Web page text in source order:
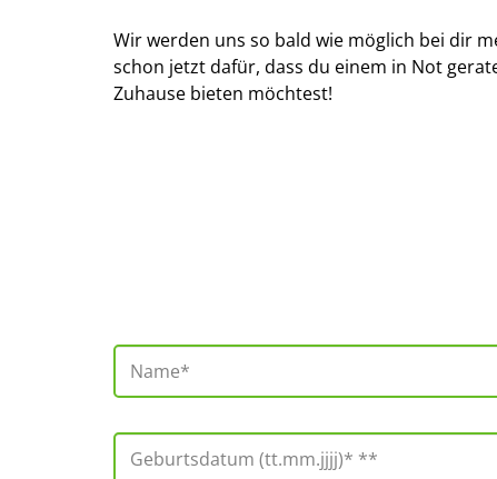
Wir werden uns so bald wie möglich bei dir
schon jetzt dafür, dass du einem in Not
Zuhause bieten möchtest!